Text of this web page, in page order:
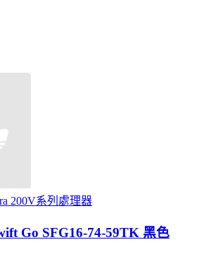
200V系列處理器
Go SFG16-74-59TK 黑色